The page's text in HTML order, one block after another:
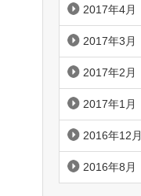
2017年4月
2017年3月
2017年2月
2017年1月
2016年12月
2016年8月